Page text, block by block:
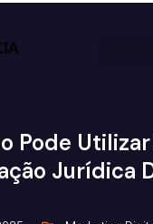
Pode
Jurídica